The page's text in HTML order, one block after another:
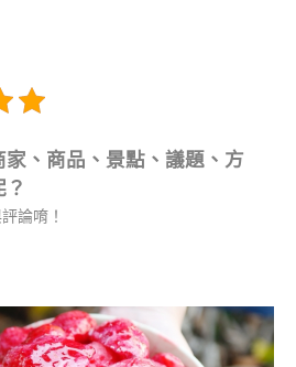
、商品、景點、議題、方
論唷！